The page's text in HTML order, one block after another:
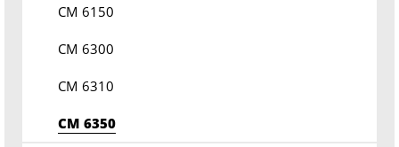
CM 6150
CM 6300
CM 6310
CM 6350